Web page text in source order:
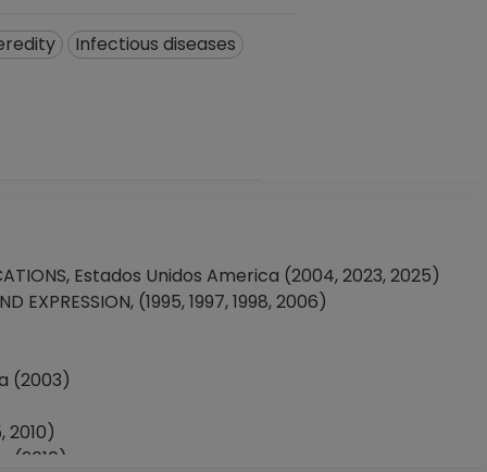
Infectious diseases
Estados Unidos America (2004, 2023, 2025)
EXPRESSION, (1995, 1997, 1998, 2006)
(2003)
2010)
(2010)